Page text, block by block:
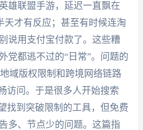
雄联盟手游，延迟一直飘在
天才有反应；甚至有时候连淘
说用支付宝付款了。这些糟
党都逃不过的“日常”。问题的
域版权限制和跨境网络链路
访问。于是很多人开始搜索
找到突破限制的工具，但免费
多、节点少的问题。这篇指